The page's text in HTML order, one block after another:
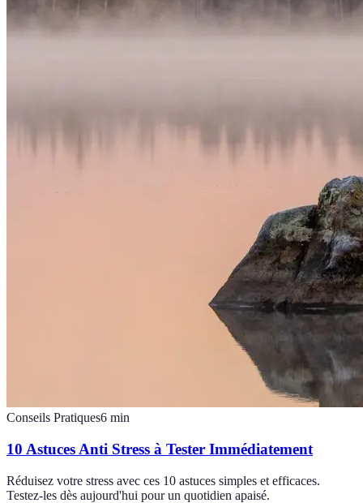
Conseils Pratiques6 min
10 Astuces Anti Stress à Tester Immédiatement
Réduisez votre stress avec ces 10 astuces simples et efficaces.
Testez-les dès aujourd'hui pour un quotidien apaisé.